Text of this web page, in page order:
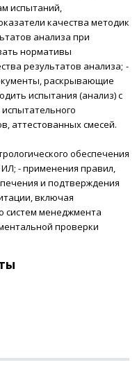
испытаний,
качества методик
анализа при
нормативы
результатов анализа; -
раскрывающие
испытания (анализ) с
аттестованных смесей.
обеспечения
- применения правил,
и подтверждения
включая
систем менеджмента
проверки